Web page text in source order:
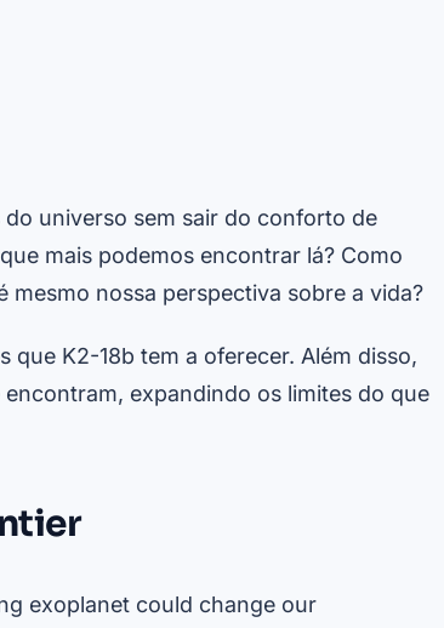
universo sem sair do conforto de
mais podemos encontrar lá? Como
mesmo nossa perspectiva sobre a vida?
que K2-18b tem a oferecer. Além disso,
expandindo os limites do que
exoplanet could change our